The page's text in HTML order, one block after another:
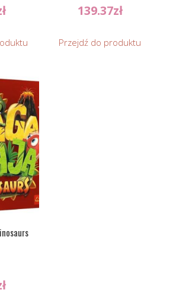
139.37zł
Przejdź do produktu